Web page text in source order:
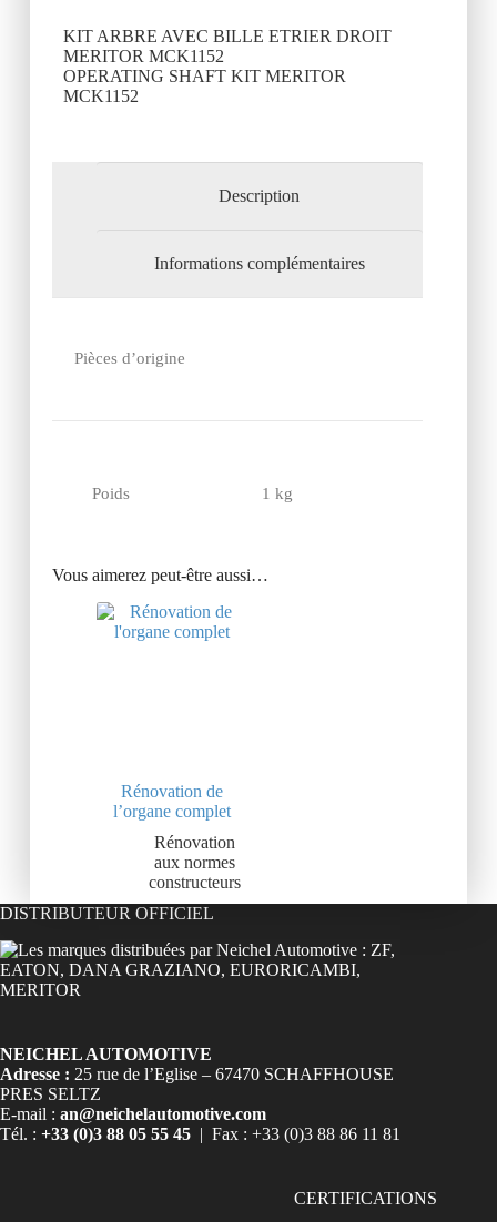
KIT ARBRE AVEC BILLE ETRIER DROIT
MERITOR MCK1152
OPERATING SHAFT KIT MERITOR
MCK1152
Description
Informations complémentaires
Pièces d’origine
Poids 1 kg
Vous aimerez peut-être aussi…
Rénovation de
l’organe complet
Rénovation
aux normes
constructeurs
DISTRIBUTEUR OFFICIEL
NEICHEL AUTOMOTIVE
Adresse : 25 rue de l’Eglise – 67470 SCHAFFHOUSE
PRES SELTZ
E-mail : an@neichelautomotive.com
Tél. : +33 (0)3 88 05 55 45 | Fax : +33 (0)3 88 86 11 81
CERTIFICATIONS